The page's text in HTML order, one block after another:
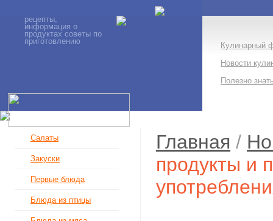
рецепты,
информация о
продуктах советы по
приготовлению
Кулинарный
Новости
Полезно
Салаты
Закуски
Первые блюда
Блюда из птицы
Главная /
продукты и